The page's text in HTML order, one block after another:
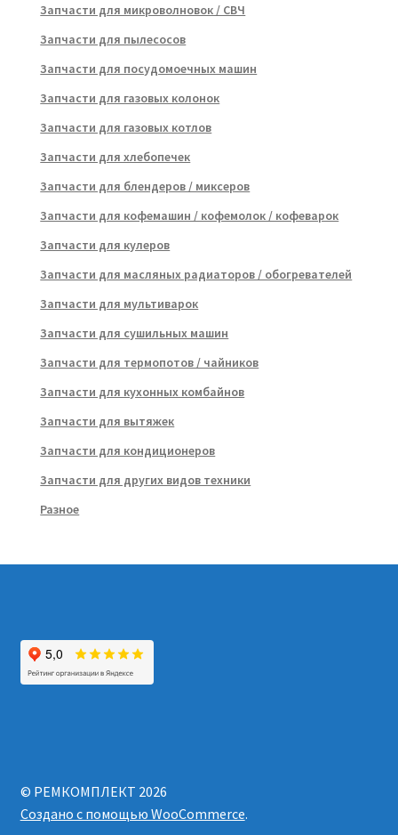
Запчасти для микроволновок / СВЧ
Запчасти для пылесосов
Запчасти для посудомоечных машин
Запчасти для газовых колонок
Запчасти для газовых котлов
Запчасти для хлебопечек
Запчасти для блендеров / миксеров
Запчасти для кофемашин / кофемолок / кофеварок
Запчасти для кулеров
Запчасти для масляных радиаторов / обогревателей
Запчасти для мультиварок
Запчасти для сушильных машин
Запчасти для термопотов / чайников
Запчасти для кухонных комбайнов
Запчасти для вытяжек
Запчасти для кондиционеров
Запчасти для других видов техники
Разное
© РЕМКОМПЛЕКТ 2026
Создано с помощью WooCommerce.